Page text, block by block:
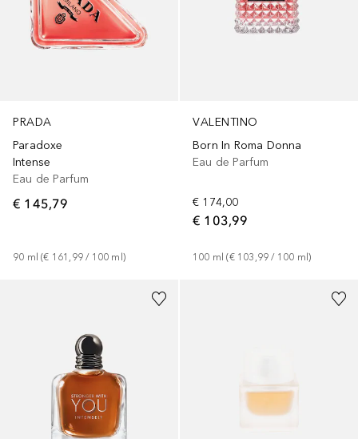
PRADA
Paradoxe
Intense
Eau de Parfum
€ 145,79
90 ml (€ 161,99 / 100 ml )
VALENTINO
Born In Roma Donna
Eau de Parfum
€ 174,00
€ 103,99
100 ml (€ 103,99 / 100 ml)